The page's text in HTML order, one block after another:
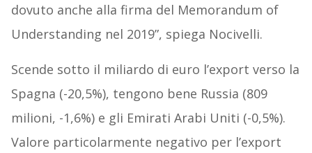
dovuto anche alla firma del Memorandum of
Understanding nel 2019”, spiega Nocivelli.
Scende sotto il miliardo di euro l’export verso la
Spagna (-20,5%), tengono bene Russia (809
milioni, -1,6%) e gli Emirati Arabi Uniti (-0,5%).
Valore particolarmente negativo per l’export